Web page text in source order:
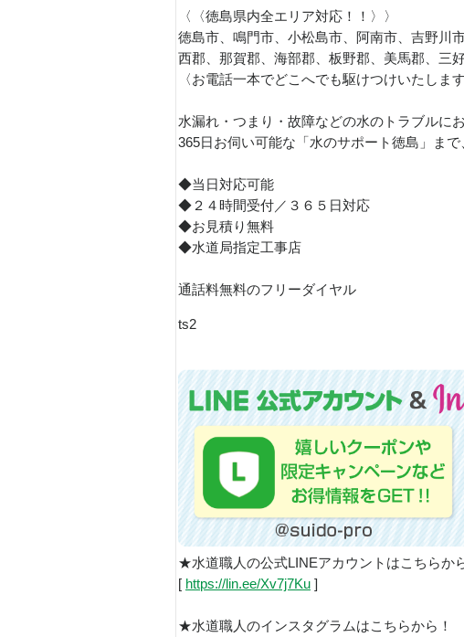
〈〈徳島県内全エリア対応！！〉〉
徳島市、鳴門市、小松島市、阿南市、吉野川
西郡、那賀郡、海部郡、板野郡、美馬郡、三
〈お電話一本でどこへでも駆けつけいたします
水漏れ・つまり・故障などの水のトラブルに
365日お伺い可能な「水のサポート徳島」まで
◆当日対応可能
◆２４時間受付／３６５日対応
◆お見積り無料
◆水道局指定工事店
通話料無料のフリーダイヤル
ts2
★水道職人の公式LINEアカウントはこちらか
[ https://lin.ee/Xv7j7Ku ]
★水道職人のインスタグラムはこちらから！